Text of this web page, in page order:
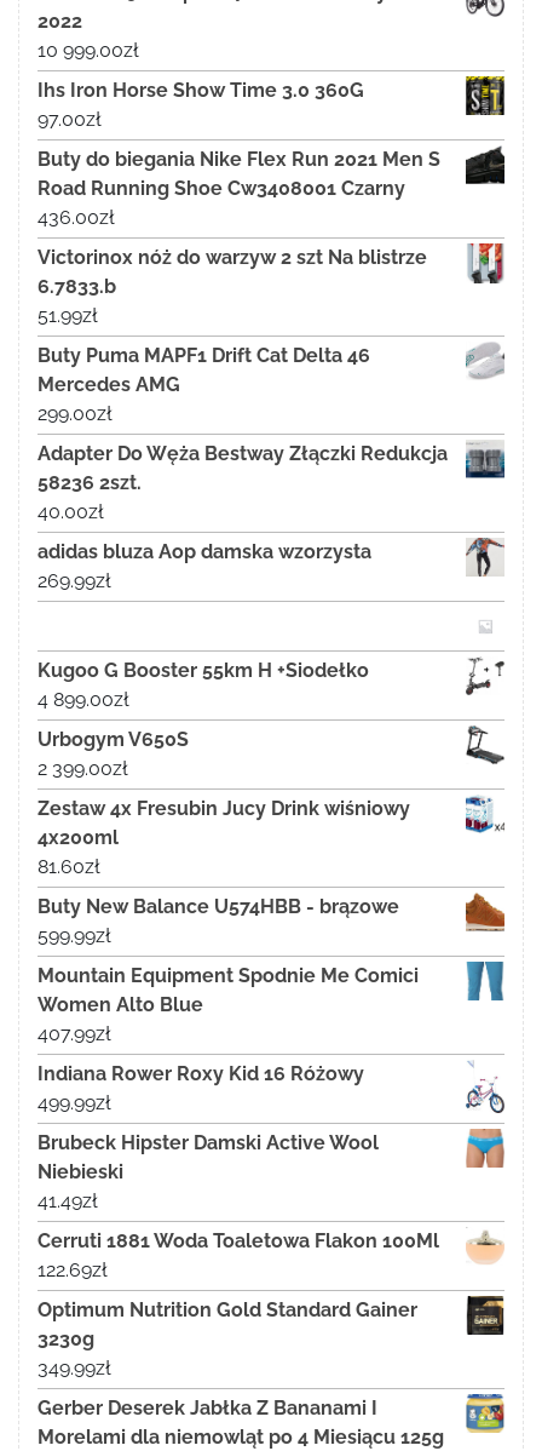
2022
10 999.00zł
Ihs Iron Horse Show Time 3.0 360G
97.00zł
Buty do biegania Nike Flex Run 2021 Men S
Road Running Shoe Cw3408001 Czarny
436.00zł
Victorinox nóż do warzyw 2 szt Na blistrze
6.7833.b
51.99zł
Buty Puma MAPF1 Drift Cat Delta 46
Mercedes AMG
299.00zł
Adapter Do Węża Bestway Złączki Redukcja
58236 2szt.
40.00zł
adidas bluza Aop damska wzorzysta
269.99zł
Kugoo G Booster 55km H +Siodełko
4 899.00zł
Urbogym V650S
2 399.00zł
Zestaw 4x Fresubin Jucy Drink wiśniowy
4x200ml
81.60zł
Buty New Balance U574HBB - brązowe
599.99zł
Mountain Equipment Spodnie Me Comici
Women Alto Blue
407.99zł
Indiana Rower Roxy Kid 16 Różowy
499.99zł
Brubeck Hipster Damski Active Wool
Niebieski
41.49zł
Cerruti 1881 Woda Toaletowa Flakon 100Ml
122.69zł
Optimum Nutrition Gold Standard Gainer
3230g
349.99zł
Gerber Deserek Jabłka Z Bananami I
Morelami dla niemowląt po 4 Miesiącu 125g